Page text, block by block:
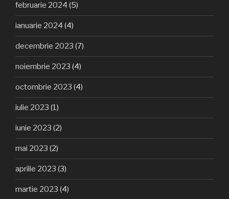
februarie 2024 (5)
ianuarie 2024 (4)
decembrie 2023 (7)
noiembrie 2023 (4)
octombrie 2023 (4)
iulie 2023 (1)
iunie 2023 (2)
mai 2023 (2)
aprilie 2023 (3)
martie 2023 (4)